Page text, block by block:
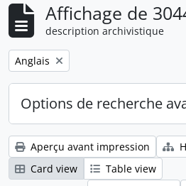
Affichage de
description archivistique
Remove filter:
Anglais
Options de recherche
Aperçu avant impression
Card view
Table view